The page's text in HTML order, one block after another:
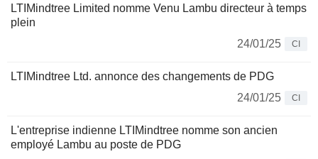
LTIMindtree Limited nomme Venu Lambu directeur à temps
plein
24/01/25
CI
LTIMindtree Ltd. annonce des changements de PDG
24/01/25
CI
L'entreprise indienne LTIMindtree nomme son ancien
employé Lambu au poste de PDG